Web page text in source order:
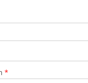
*